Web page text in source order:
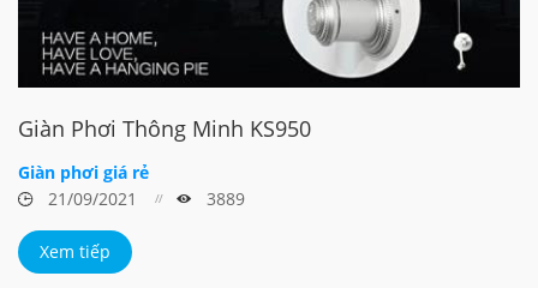
Giàn Phơi Thông Minh KS950
Giàn phơi giá rẻ
21/09/2021
3889
Xem tiếp